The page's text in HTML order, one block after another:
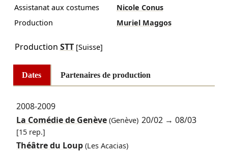
Assistanat aux costumes
Nicole Conus
Production
Muriel Maggos
Production STT[Suisse]
Dates Partenaires de production
2008-2009
La Comédie de Genève(Genève) 20/02 →08/03
[15 rep.]
Théâtre du Loup (Les Acacias)